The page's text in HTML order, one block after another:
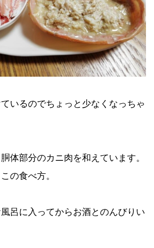
いるのでちょっと少なくなっちゃ
体部分のカニ肉を和えています。
の食べ方。
呂に入ってからお酒とのんびりい